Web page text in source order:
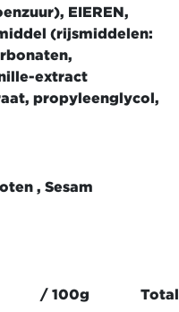
EIEREN,
(rijsmiddelen:
extract
propyleenglycol,
, Sesam
/ 100g Total